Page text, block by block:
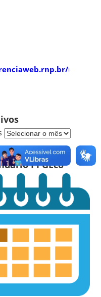
ufsc/
PPGEco